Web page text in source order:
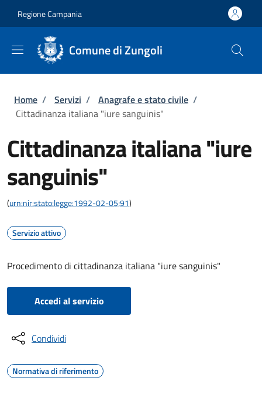
Regione Campania
Comune di Zungoli
Briciole di pane
Home / Servizi / Anagrafe e stato civile /
Cittadinanza italiana "iure sanguinis"
Cittadinanza italiana "iure
sanguinis"
(urn:nir:stato:legge:1992-02-05;91)
Servizio attivo
Procedimento di cittadinanza italiana "iure sanguinis"
Accedi al servizio
Condividi
Normativa di riferimento